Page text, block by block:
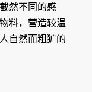
然不同的感
料，营造较温
自然而粗犷的